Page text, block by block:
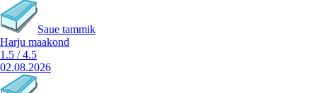
Saue tammik
Harju maakond
1.5 /4.5
02.08.2026